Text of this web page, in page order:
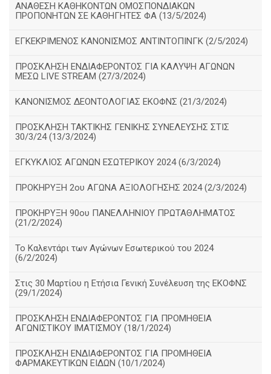
ΑΝΑΘΕΣΗ ΚΑΘΗΚΟΝΤΩΝ ΟΜΟΣΠΟΝΔΙΑΚΩΝ
ΠΡΟΠΟΝΗΤΩΝ ΣΕ ΚΑΘΗΓΗΤΕΣ ΦΑ (13/5/2024)
ΕΓΚΕΚΡΙΜΕΝΟΣ ΚΑΝΟΝΙΣΜΟΣ ΑΝΤΙΝΤΟΠΙΝΓΚ (2/5/2024)
ΠΡΟΣΚΛΗΣΗ ΕΝΔΙΑΦΕΡΟΝΤΟΣ ΓΙΑ ΚΑΛΥΨΗ ΑΓΩΝΩΝ
ΜΕΣΩ LIVE STREAM (27/3/2024)
ΚΑΝΟΝΙΣΜΟΣ ΔΕΟΝΤΟΛΟΓΙΑΣ ΕΚΟΦΝΣ (21/3/2024)
ΠΡΟΣΚΛΗΣΗ ΤΑΚΤΙΚΗΣ ΓΕΝΙΚΗΣ ΣΥΝΕΛΕΥΣΗΣ ΣΤΙΣ
30/3/24 (13/3/2024)
ΕΓΚΥΚΛΙΟΣ ΑΓΩΝΩΝ ΕΣΩΤΕΡΙΚΟΥ 2024 (6/3/2024)
ΠΡΟΚΗΡΥΞΗ 2ου ΑΓΩΝΑ ΑΞΙΟΛΟΓΗΣΗΣ 2024 (2/3/2024)
ΠΡΟΚΗΡΥΞΗ 90ου ΠΑΝΕΛΛΗΝΙΟΥ ΠΡΩΤΑΘΛΗΜΑΤΟΣ
(21/2/2024)
Το Καλεντάρι των Αγώνων Εσωτερικού του 2024
(6/2/2024)
Στις 30 Μαρτίου η Ετήσια Γενική Συνέλευση της ΕΚΟΦΝΣ
(29/1/2024)
ΠΡΟΣΚΛΗΣΗ ΕΝΔΙΑΦΕΡΟΝΤΟΣ ΓΙΑ ΠΡΟΜΗΘΕΙΑ
ΑΓΩΝΙΣΤΙΚΟΥ ΙΜΑΤΙΣΜΟΥ (18/1/2024)
ΠΡΟΣΚΛΗΣΗ ΕΝΔΙΑΦΕΡΟΝΤΟΣ ΓΙΑ ΠΡΟΜΗΘΕΙΑ
ΦΑΡΜΑΚΕΥΤΙΚΩΝ ΕΙΔΩΝ (10/1/2024)